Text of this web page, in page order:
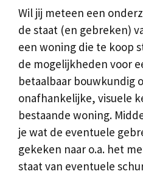
Wil jij meteen een
de staat (en gebreken)
een woning die te koop
de mogelijkheden voor
betaalbaar bouwkundig
onafhankelijke, visuele
bestaande woning.
je wat de eventuele
gekeken naar o.a. het
staat van eventuele